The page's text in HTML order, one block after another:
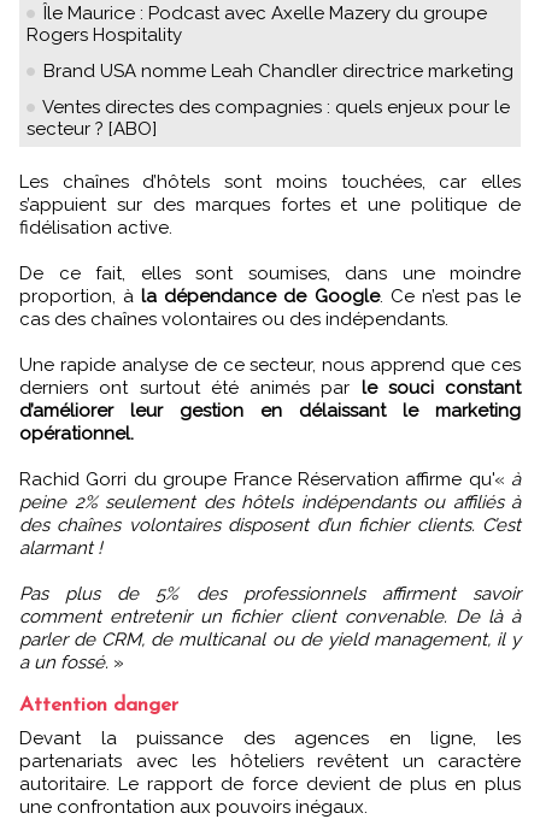
Île Maurice : Podcast avec Axelle Mazery du groupe
Rogers Hospitality
Brand USA nomme Leah Chandler directrice marketing
Ventes directes des compagnies : quels enjeux pour le
secteur ? [ABO]
Les chaînes d’hôtels sont moins touchées, car elles
s’appuient sur des marques fortes et une politique de
fidélisation active.
De ce fait, elles sont soumises, dans une moindre
proportion, àla dépendance de Google. Ce n’est pas le
cas des chaînes volontaires ou des indépendants.
Une rapide analyse de ce secteur, nous apprend que ces
derniers ont surtout été animés par le souci constant
d’améliorer leur gestion en délaissant le marketing
opérationnel.
Rachid Gorri du groupe France Réservation affirme qu'« à
peine 2% seulement des hôtels indépendants ou affiliés à
des chaînes volontaires disposent d’un fichier clients. C’est
alarmant !
Pas plus de 5% des professionnels affirment savoir
comment entretenir un fichier client convenable. De là à
parler de CRM, de multicanal ou de yield management, il y
a un fossé. »
Attention danger
Devant la puissance des agences en ligne, les
partenariats avec les hôteliers revêtent un caractère
autoritaire. Le rapport de force devient de plus en plus
une confrontation aux pouvoirs inégaux.